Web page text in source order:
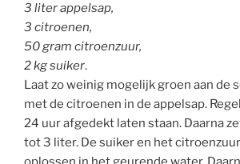
3 liter appelsap,
3 citroenen,
50 gram citroenzuur,
2 kg suiker.
Laat zo weinig mogelijk groen aan de
met de citroenen in de appelsap.
24 uur afgedekt laten staan. Daarna
tot 3 liter. De suiker en het